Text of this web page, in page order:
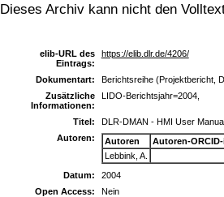
Dieses Archiv kann nicht den
elib-URL des
Eintrags:
https://elib.dlr.de/4206/
Dokumentart:
Berichtsreihe (Projektbericht,
Zusätzliche
Informationen:
LIDO-Berichtsjahr=2004,
Titel:
DLR-DMAN - HMI User
Autoren:
Autoren
Autoren-
Lebbink, A.
Datum:
2004
Open Access:
Nein